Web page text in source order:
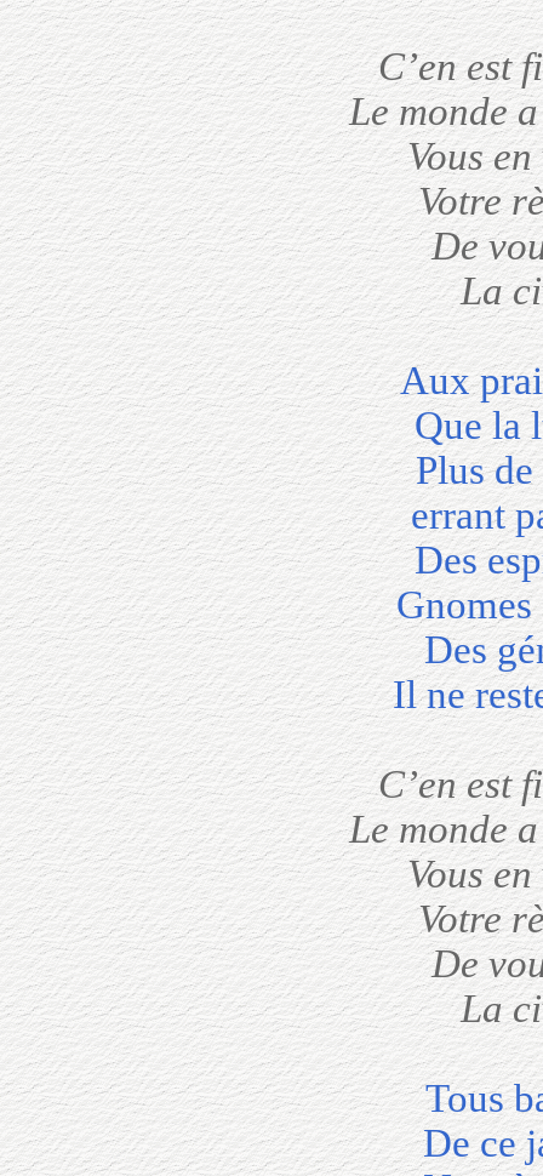
C’en est
Le monde
Vous
Votre
De
La
Aux
Que la
Plus
errant
Des
Gnomes
Des
Il ne
C’en est
Le monde
Vous
Votre
De
La
Tous
De ce